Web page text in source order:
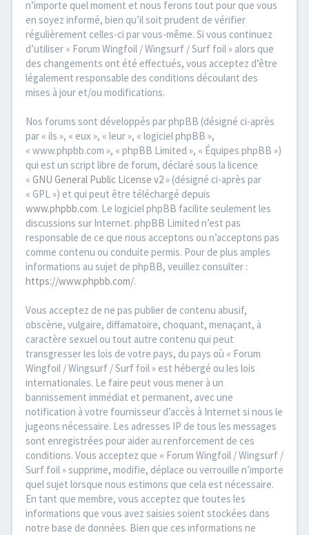
n’importe quel moment et nous ferons tout pour que vous
en soyez informé, bien qu’il soit prudent de vérifier
régulièrement celles-ci par vous-même. Si vous continuez
d’utiliser « Forum Wingfoil / Wingsurf / Surf foil » alors que
des changements ont été effectués, vous acceptez d’être
légalement responsable des conditions découlant des
mises à jour et/ou modifications.
Nos forums sont développés par phpBB (désigné ci-après
par « ils », « eux », « leur », « logiciel phpBB »,
« www.phpbb.com », « phpBB Limited », « Équipes phpBB »)
qui est un script libre de forum, déclaré sous la licence
« GNU General Public License v2» (désigné ci-après par
« GPL ») et qui peut être téléchargé depuis
www.phpbb.com. Le logiciel phpBB facilite seulement les
discussions sur Internet. phpBB Limited n’est pas
responsable de ce que nous acceptons ou n’acceptons pas
comme contenu ou conduite permis. Pour de plus amples
informations au sujet de phpBB, veuillez consulter :
https://www.phpbb.com/.
Vous acceptez de ne pas publier de contenu abusif,
obscène, vulgaire, diffamatoire, choquant, menaçant, à
caractère sexuel ou tout autre contenu qui peut
transgresser les lois de votre pays, du pays où « Forum
Wingfoil / Wingsurf / Surf foil » est hébergé ou les lois
internationales. Le faire peut vous mener à un
bannissement immédiat et permanent, avec une
notification à votre fournisseur d’accès à Internet si nous le
jugeons nécessaire. Les adresses IP de tous les messages
sont enregistrées pour aider au renforcement de ces
conditions. Vous acceptez que « Forum Wingfoil / Wingsurf /
Surf foil » supprime, modifie, déplace ou verrouille n’importe
quel sujet lorsque nous estimons que cela est nécessaire.
En tant que membre, vous acceptez que toutes les
informations que vous avez saisies soient stockées dans
notre base de données. Bien que ces informations ne